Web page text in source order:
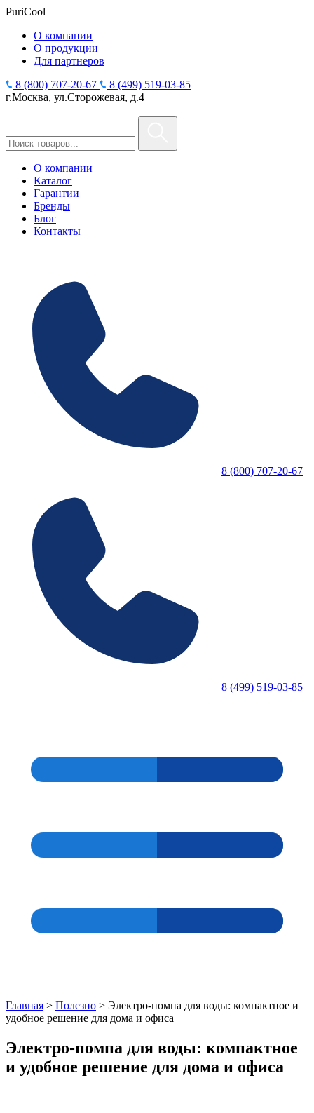
PuriCool
О компании
О продукции
Для партнеров
8 (800) 707-20-67
8 (499) 519-03-85
г.Москва, ул.Сторожевая, д.4
О компании
Каталог
Гарантии
Бренды
Блог
Контакты
8 (800) 707-20-67
8 (499) 519-03-85
Главная > Полезно > Электро-помпа для воды: компактное и
удобное решение для дома и офиса
Электро-помпа для воды: компактное
и удобное решение для дома и офиса